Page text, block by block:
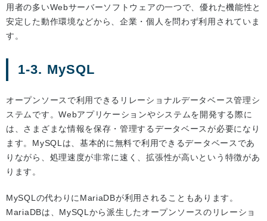
用者の多いWebサーバーソフトウェアの一つで、優れた機能性と
安定した動作環境などから、企業・個人を問わず利用されていま
す。
1-3. MySQL
オープンソースで利用できるリレーショナルデータベース管理シ
ステムです。Webアプリケーションやシステムを開発する際に
は、さまざまな情報を保存・管理するデータベースが必要になり
ます。MySQLは、基本的に無料で利用できるデータベースであ
りながら、処理速度が非常に速く、拡張性が高いという特徴があ
ります。
MySQLの代わりにMariaDBが利用されることもあります。
MariaDBは、MySQLから派生したオープンソースのリレーショ